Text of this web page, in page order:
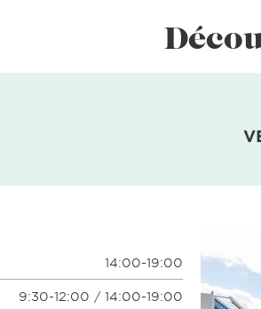
14:00-19:00
9:30-12:00 / 14:00-19:00